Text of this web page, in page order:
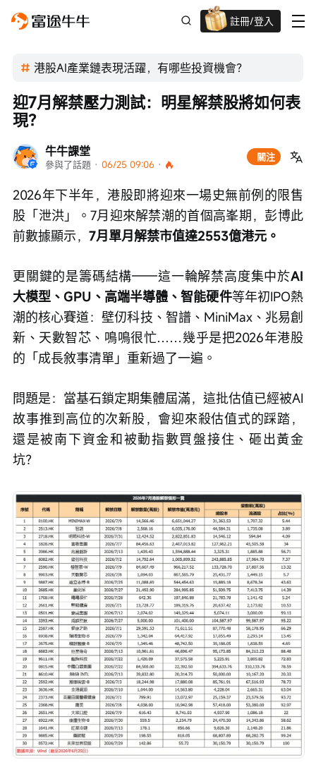
註冊/登入
迎新驚喜賞 股票/BTC等任你揀!
港股AI產業鏈表現活躍，有哪些投資機會？
牛牛課堂
參與了話題 · 06/25 09:06 ·
關注
迎7月解禁壓力測試：明星解禁股將如何表
現？
2026年下半年，港股即將迎來一場史無前例的限售
股「泄洪」。7月迎來解禁潮的首個高峯期，彭博此
前數據顯示， 7月單月解禁市值達2553億港元。
更關鍵的是籌碼結構——這一輪解禁高度集中於AI
大模型、GPU、高端半導體、智能硬件等年初IPO熱
潮的核心賽道：壁仞科技、智譜、MiniMax、兆易創
新、天數智芯、鳴鳴很忙……幾乎是把2026年港股
的「成長敘事清單」重新過了一遍。
問題是：當基石鎖定期集體屆滿，這批估值已經被AI
故事推到高位的次新股，會迎來殺估值式的踩踏，
還是被南下資金和被動指數買盤接住、砸出黃金
坑？